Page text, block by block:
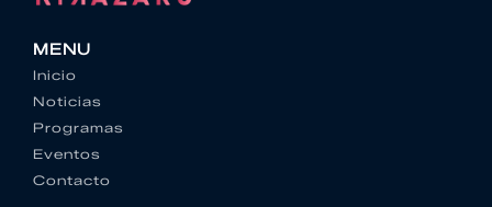
MENU
Inicio
Noticias
Programas
Eventos
Contacto